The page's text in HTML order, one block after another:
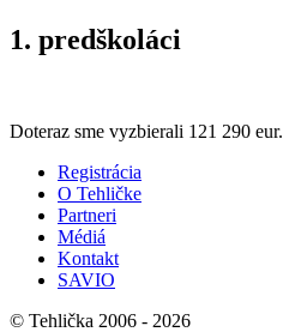
1. predškoláci
Doteraz sme vyzbierali 121 290 eur.
Registrácia
O Tehličke
Partneri
Médiá
Kontakt
SAVIO
© Tehlička 2006 - 2026